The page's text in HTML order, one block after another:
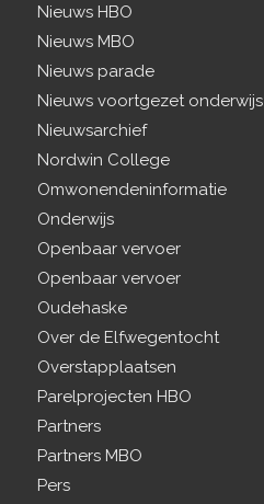
Nieuws HBO
Nieuws MBO
Nieuws parade
Nieuws voortgezet onderwijs
Nieuwsarchief
Nordwin College
Omwonendeninformatie
Onderwijs
Openbaar vervoer
Openbaar vervoer
Oudehaske
Over de Elfwegentocht
Overstapplaatsen
Parelprojecten HBO
Partners
Partners MBO
Pers